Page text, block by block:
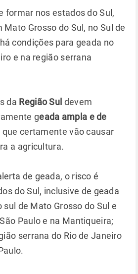
formar nos estados do Sul,
Mato Grosso do Sul, no Sul de
condições para geada no
e na região serrana
da Região Sul devem
geada ampla e de
que certamente vão causar
a agricultura.
de geada, o risco é
do Sul, inclusive de geada
de Mato Grosso do Sul e
Paulo e na Mantiqueira;
serrana do Rio de Janeiro